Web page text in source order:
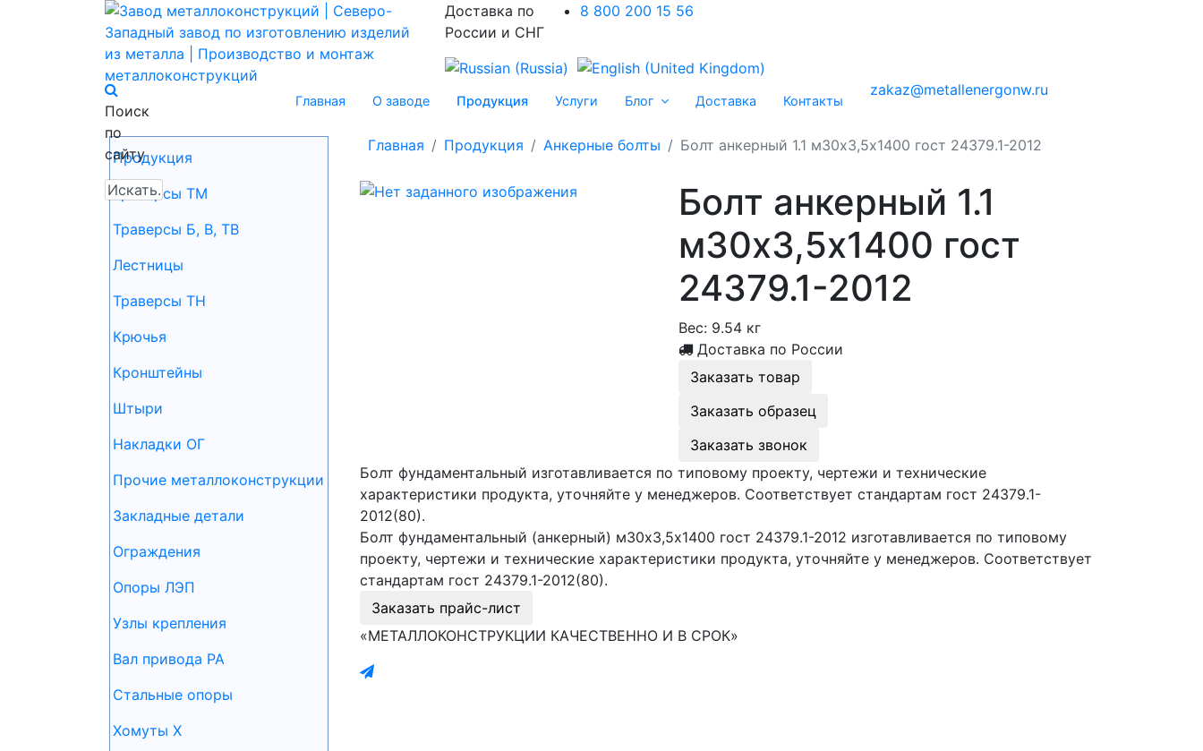
Доставка по
России и СНГ
8 800 200 15 56
Поиск
по
сайту
Главная О заводе Продукция Услуги Блог Доставка Контакты
zakaz@metallenergonw.ru
Главная Продукция Анкерные болты Болт анкерный 1.1 м30х3,5х1400 гост 24379.1-2012
Продукция
Траверсы ТМ
Траверсы Б, В, ТВ
Лестницы
Траверсы ТН
Крючья
Кронштейны
Штыри
Накладки ОГ
Прочие металлоконструкции
Закладные детали
Ограждения
Опоры ЛЭП
Узлы крепления
Вал привода РА
Стальные опоры
Хомуты Х
Болт анкерный 1.1
м30х3,5х1400 гост
24379.1-2012
Вес: 9.54 кг
Доставка по России
Заказать товар
Заказать образец
Заказать звонок
Болт фундаментальный изготавливается по типовому проекту, чертежи и технические
характеристики продукта, уточняйте у менеджеров. Соответствует стандартам гост 24379.1-
2012(80).
Болт фундаментальный (анкерный) м30х3,5х1400 гост 24379.1-2012 изготавливается по типовому
проекту, чертежи и технические характеристики продукта, уточняйте у менеджеров. Соответствует
стандартам гост 24379.1-2012(80).
Заказать прайс-лист
«МЕТАЛЛОКОНСТРУКЦИИ КАЧЕСТВЕННО И В СРОК»